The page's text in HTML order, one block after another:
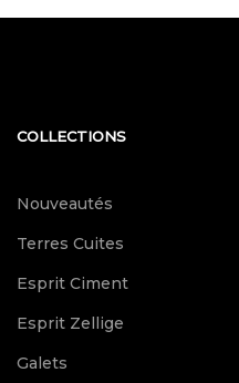
COLLECTIONS
Nouveautés
Terres Cuites
Esprit Ciment
Esprit Zellige
Galets